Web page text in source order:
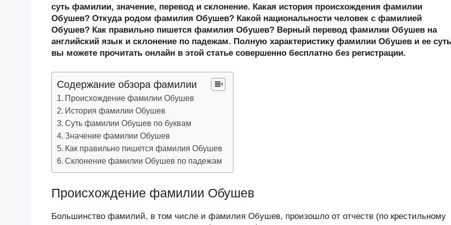
o
kl
a
ss
ni
ki
e
b
o
o
k
er g
er
J
o
ur
n
al
u
e
s
A
p
gr
a
m
а
в
и
суть фамилии, значение, перевод и склонение. Какая история происхождения фамилии
Обушев? Откуда родом фамилия Обушев? Какой национальности человек с фамилией
Обушев? Как правильно пишется фамилия Обушев? Верный перевод фамилии Обушев на
английский язык и склонение по падежам. Полную характеристику фамилии Обушев и ее суть
вы можете прочитать онлайн в этой статье совершенно бесплатно без регистрации.
Содержание обзора фамилии
Происхождение фамилии Обушев
История фамилии Обушев
Суть фамилии Обушев по буквам
Значение фамилии Обушев
Как правильно пишется фамилия Обушев
Склонение фамилии Обушев по падежам
Происхождение фамилии Обушев
Большинство фамилий, в том числе и фамилия Обушев, произошло от отчеств (по крестильному